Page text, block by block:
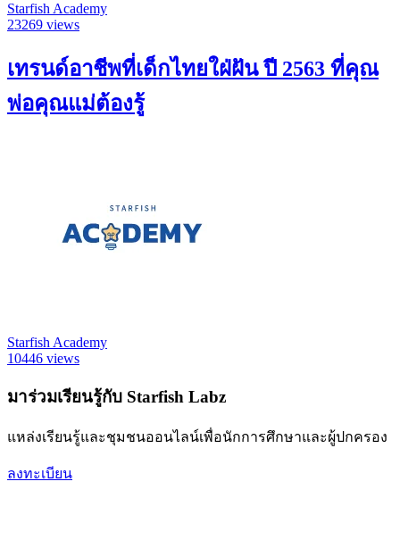
Starfish Academy
23269 views
เทรนด์อาชีพที่เด็กไทยใฝ่ฝัน ปี 2563 ที่คุณ
พ่อคุณแม่ต้องรู้
Starfish Academy
10446 views
มาร่วมเรียนรู้กับ Starfish Labz
แหล่งเรียนรู้และชุมชนออนไลน์เพื่อนักการศึกษาและผู้ปกครอง
ลงทะเบียน